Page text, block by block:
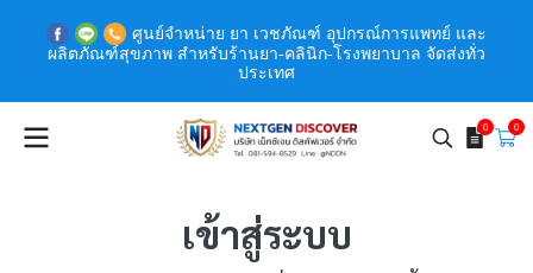
ศูนย์จำหน่าย ยา เวชภัณฑ์ อุปกรณ์การแพทย์ และ
ผลิตภัณฑ์สุขภาพ สำหรับร้านยา-คลินิก-โรงพยาบาล จัดส่งทั่ว
ประเทศ
0 0
เข้าสู่ระบบ